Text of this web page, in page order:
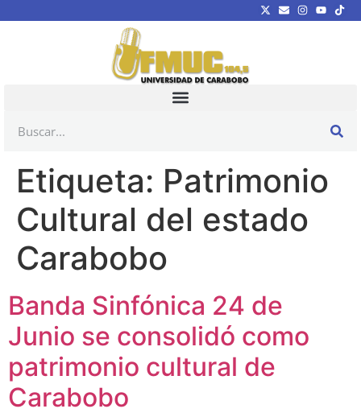
Etiqueta: Patrimonio
Cultural del estado
Carabobo
Banda Sinfónica 24 de
Junio se consolidó como
patrimonio cultural de
Carabobo